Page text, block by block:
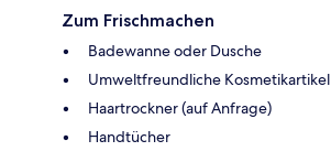
Zum Frischmachen
Badewanne oder Dusche
Umweltfreundliche Kosmetikartikel
Haartrockner (auf Anfrage)
Handtücher